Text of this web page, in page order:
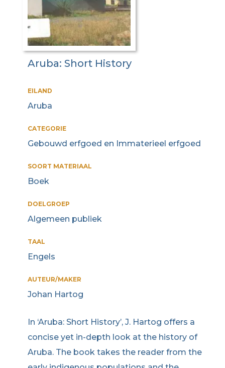
Aruba: Short History
EILAND
Aruba
CATEGORIE
Gebouwd erfgoed en Immaterieel erfgoed
SOORT MATERIAAL
Boek
DOELGROEP
Algemeen publiek
TAAL
Engels
AUTEUR/MAKER
Johan Hartog
In ‘Aruba: Short History’, J. Hartog offers a
concise yet in-depth look at the history of
Aruba. The book takes the reader from the